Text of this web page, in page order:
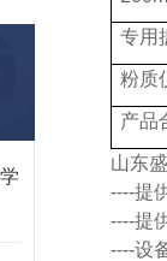
专用
粉质
产品
山东
----提
----提
----设